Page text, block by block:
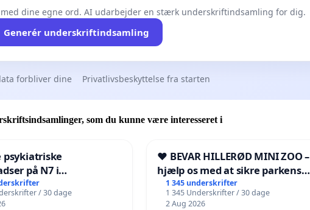
med dine egne ord. AI udarbejder en stærk underskriftindsamling for dig.
Generér underskriftindsamling
forbliver dine Privatlivsbeskyttelse fra starten
som du kunne være interesseret i
psykiatriske
på N7 i
/ 30 dage
❤️ BEVAR HILLERØD MINI ZOO –
hjælp os med at sikre parkens
fremtid ❤️
1 345 underskrifter
1 345 Underskrifter / 30 dage
2 Aug 2026